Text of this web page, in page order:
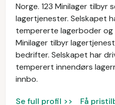
Norge. 123 Minilager tilbyr
lagertjenester. Selskapet
tempererte lagerboder og
Minilager tilbyr
bedrifter. Selskapet har
temperert innendørs
innbo.
Se full profil >> Få